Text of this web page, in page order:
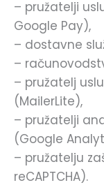
– pružatelji
Google Pay),
– dostavne
–
– pružatelj
(MailerLite),
– pružatelji
(Google
– pružatelju
reCAPTCHA).